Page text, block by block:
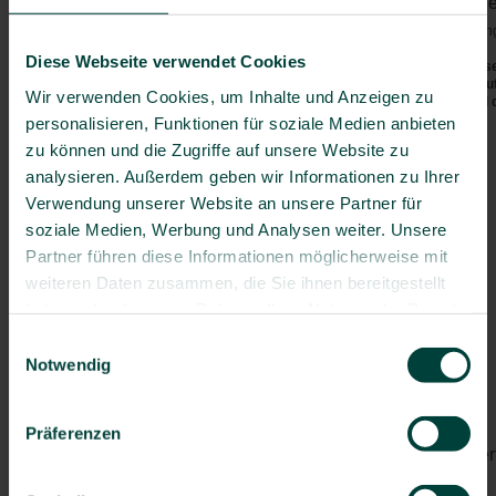
Diese Webseite verwendet Cookies
Wir verwenden Cookies, um Inhalte und Anzeigen zu
personalisieren, Funktionen für soziale Medien anbieten
zu können und die Zugriffe auf unsere Website zu
analysieren. Außerdem geben wir Informationen zu Ihrer
Verwendung unserer Website an unsere Partner für
soziale Medien, Werbung und Analysen weiter. Unsere
Partner führen diese Informationen möglicherweise mit
weiteren Daten zusammen, die Sie ihnen bereitgestellt
Notwendig
Präferenzen
Dänemark
Estland
Finnland
Frankreich
Griechenland
Großbritannien
Irland
Lettland
Luxemburg
Bei der Einreise sind keine
Die aktuellen
(z.B. bzgl. Covid-19, Polio etc.)
(www.auswaertiges-amt.de )
Hepatitis A
Hepatitis B
Grippe
Pneumokokken(> 60 J.)
Besondere Risiken:
Von Mücken/Insekten
(saisonal)